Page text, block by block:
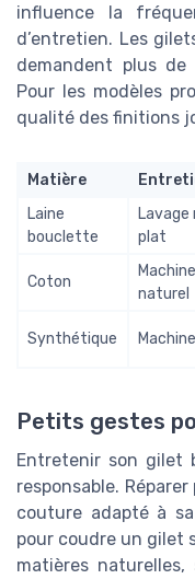
influence la
d’entretien. Les
demandent plus
Pour les modèles
qualité des finitions
Matière
Laine
bouclette
Lavage
plat
Coton
naturel
Synthétique
Petits gestes
Entretenir son gilet
responsable.
couture adapté à
pour coudre un gilet
matières